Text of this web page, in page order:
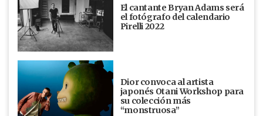
El cantante Bryan Adams será
el fotógrafo del calendario
Pirelli 2022
Dior convoca al artista
japonés Otani Workshop para
su colección más
“monstruosa”